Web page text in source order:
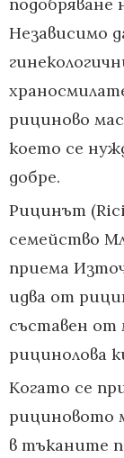
Независимо
рициново
което се
добре.
Рицинът
семейство
приема
идва от
съставен от
рицинолова
Когато се
рициновото
в тъканите